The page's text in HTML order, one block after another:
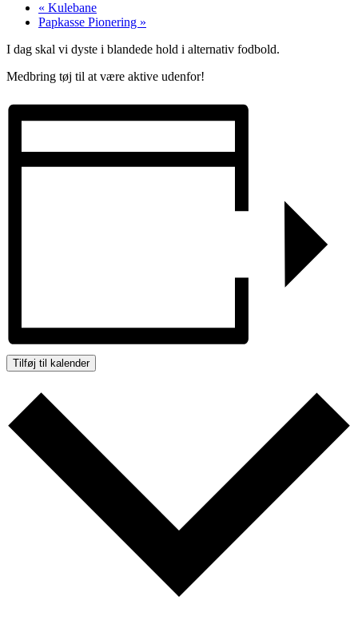
« Kulebane
Papkasse Pionering »
I dag skal vi dyste i blandede hold i alternativ fodbold.
Medbring tøj til at være aktive udenfor!
Tilføj til kalender